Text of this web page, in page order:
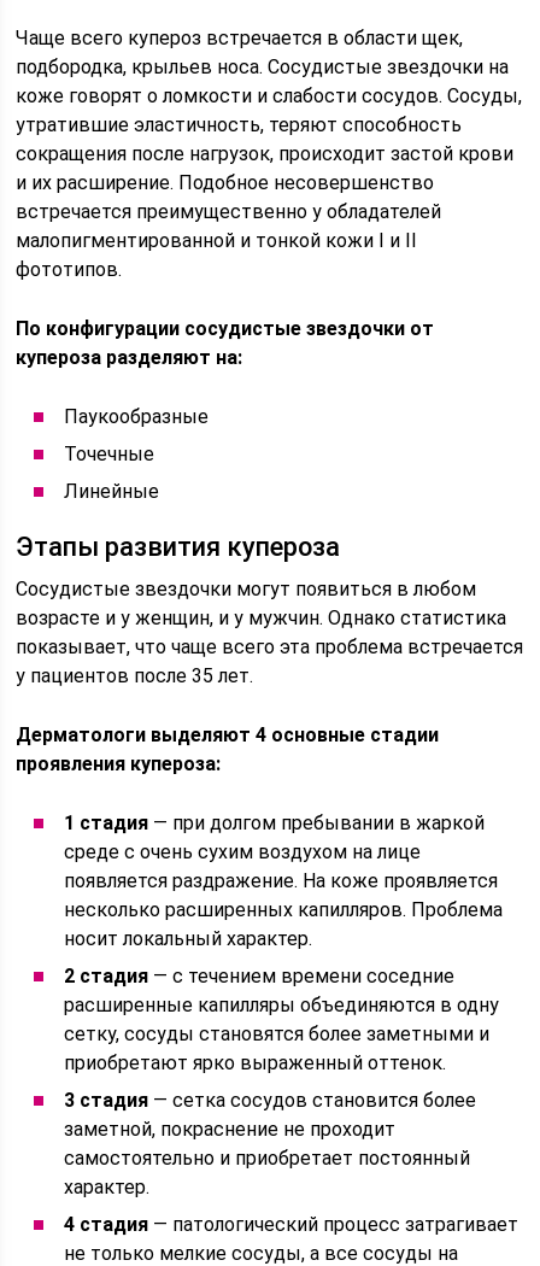
Чаще всего купероз встречается в области щек,
подбородка, крыльев носа. Сосудистые звездочки на
коже говорят о ломкости и слабости сосудов. Сосуды,
утратившие эластичность, теряют способность
сокращения после нагрузок, происходит застой крови
и их расширение. Подобное несовершенство
встречается преимущественно у обладателей
малопигментированной и тонкой кожи I и II
фототипов.
По конфигурации сосудистые звездочки от
купероза разделяют на:
Паукообразные
Точечные
Линейные
Этапы развития купероза
Сосудистые звездочки могут появиться в любом
возрасте и у женщин, и у мужчин. Однако статистика
показывает, что чаще всего эта проблема встречается
у пациентов после 35 лет.
Дерматологи выделяют 4 основные стадии
проявления купероза:
1 стадия — при долгом пребывании в жаркой
среде с очень сухим воздухом на лице
появляется раздражение. На коже проявляется
несколько расширенных капилляров. Проблема
носит локальный характер.
2 стадия — с течением времени соседние
расширенные капилляры объединяются в одну
сетку, сосуды становятся более заметными и
приобретают ярко выраженный оттенок.
3 стадия — сетка сосудов становится более
заметной, покраснение не проходит
самостоятельно и приобретает постоянный
характер.
4 стадия — патологический процесс затрагивает
не только мелкие сосуды, а все сосуды на